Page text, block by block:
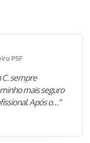
PSF
C. sempre
mais seguro
Após o…”